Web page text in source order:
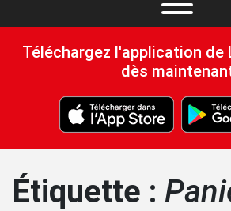
Téléchargez l'application de
dès
Étiquette :